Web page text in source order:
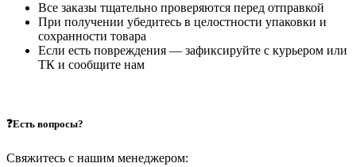
Все заказы тщательно проверяются перед отправкой
При получении убедитесь в целостности упаковки и
сохранности товара
Если есть повреждения — зафиксируйте с курьером или
ТК и сообщите нам
❓Есть вопросы?
Свяжитесь с нашим менеджером: